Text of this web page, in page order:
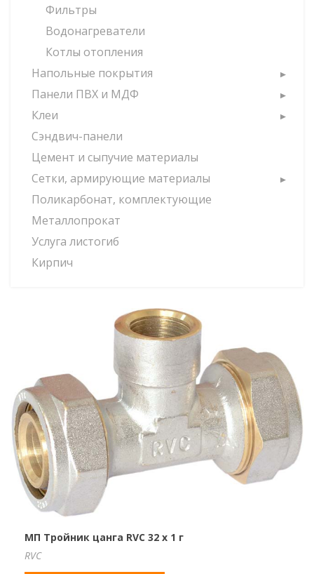
Фильтры
Водонагреватели
Котлы отопления
Напольные покрытия
Панели ПВХ и МДФ
Клеи
Сэндвич-панели
Цемент и сыпучие материалы
Сетки, армирующие материалы
Поликарбонат, комплектующие
Металлопрокат
Услуга листогиб
Кирпич
МП Тройник цанга RVC 32 х 1 г
RVC